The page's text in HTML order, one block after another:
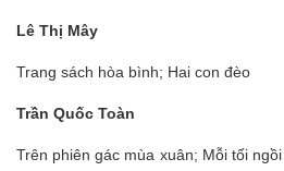
Lê Thị Mây
Trang sách hòa bình; Hai con đèo
Trần Quốc Toàn
Trên phiên gác mùa xuân; Mỗi tối